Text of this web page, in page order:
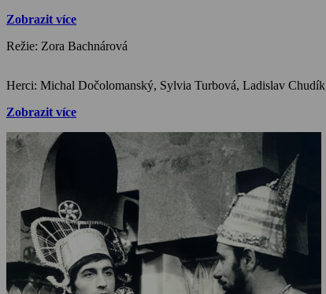
Zobrazit více
Režie: Zora Bachnárová
Zobrazit více